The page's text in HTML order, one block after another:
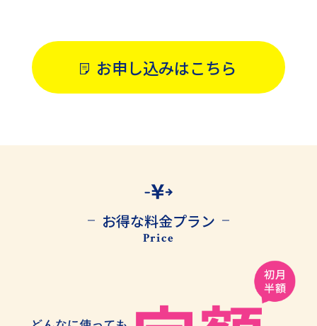
お申し込みはこちら
お得な料金プラン
Price